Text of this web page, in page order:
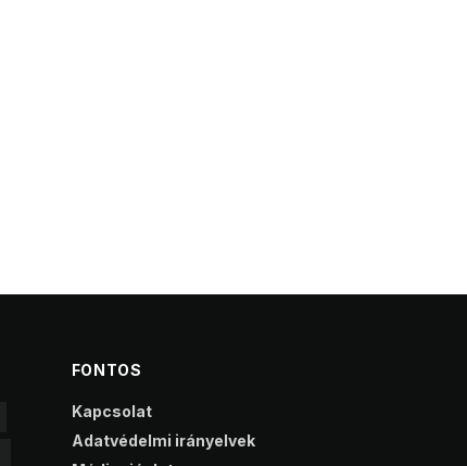
FONTOS
Kapcsolat
Adatvédelmi irányelvek